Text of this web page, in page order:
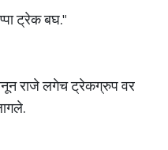
ट्रेक बघ."
राजे लगेच ट्रेकग्रुप वर